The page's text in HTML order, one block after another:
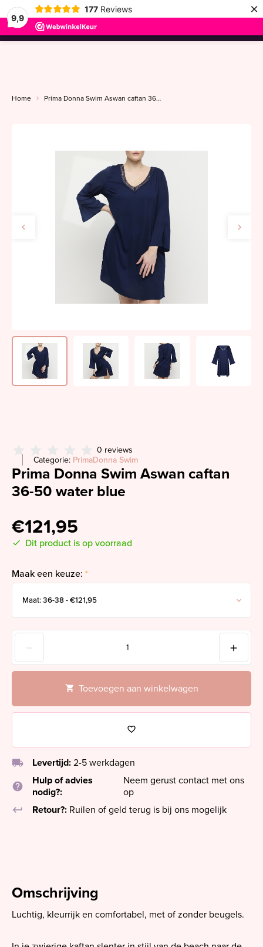
9,9
177 Reviews ×
menu
Home Prima Donna Swim Aswan caftan 36-50 water blue
0 reviews
Categorie: PrimaDonna Swim
Prima Donna Swim Aswan caftan
36-50 water blue
€121,95
Dit product is op voorraad
Maak een keuze: *
Toevoegen aan winkelwagen
local_shipping Levertijd: 2-5 werkdagen
help
Hulp of advies
nodig?:
Neem gerust contact met ons
op
keyboard_return
Retour?: Ruilen of geld terug is bij ons mogelijk
Omschrijving
Luchtig, kleurrijk en comfortabel, met of zonder beugels.